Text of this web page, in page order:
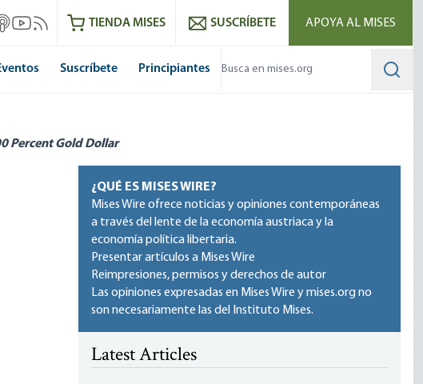
Instagram
itunes
Mises Youtube
Mises RSS feedTIENDA MISES SUSCRÍBETE APOYA AL MISES
Suscríbete Principiantes
Percent Gold Dollar
¿QUÉ ES MISES WIRE?
Mises Wire ofrece noticias y opiniones contemporáneas
a través del lente de la economía austriaca y la
economía política libertaria.
Presentar artículos a Mises Wire
Reimpresiones, permisos y derechos de autor
Las opiniones expresadas en Mises Wire y mises.org no
son necesariamente las del Instituto Mises.
Latest Articles